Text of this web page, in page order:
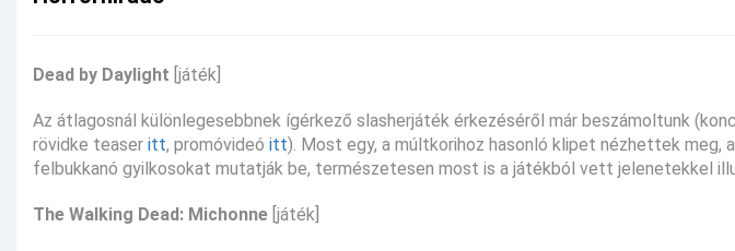
Dead by Daylight [játék]
Az átlagosnál különlegesebbnek ígérkező slasherjáték érkezéséről már beszámoltunk
rövidke teaser itt, promóvideó itt). Most egy, a múltkorihoz hasonló klipet nézhettek meg,
felbukkanó gyilkosokat mutatják be, természetesen most is a játékból vett jelenetekkel
The Walking Dead: Michonne [játék]